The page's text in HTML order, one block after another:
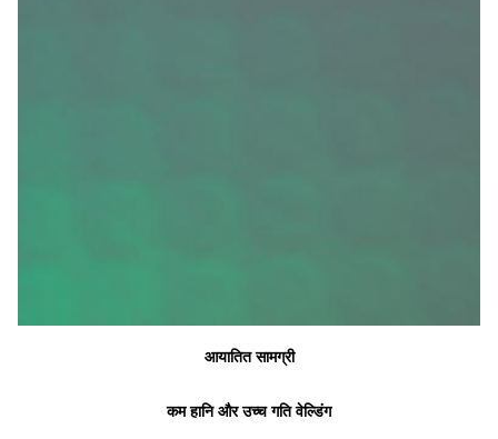
आयातित सामग्री
कम हानि और उच्च गति वेल्डिंग